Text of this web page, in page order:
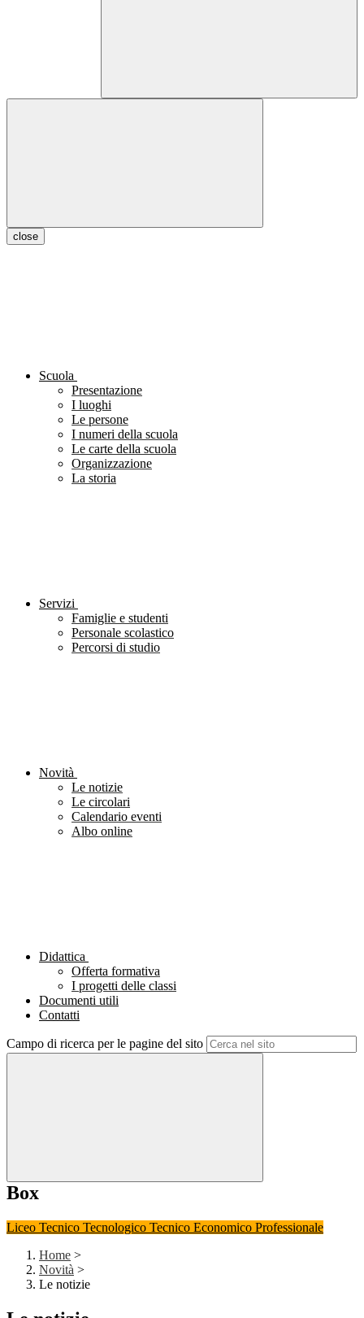
close
Scuola
Presentazione
I luoghi
Le persone
I numeri della scuola
Le carte della scuola
Organizzazione
La storia
Servizi
Famiglie e studenti
Personale scolastico
Percorsi di studio
Novità
Le notizie
Le circolari
Calendario eventi
Albo online
Didattica
Offerta formativa
I progetti delle classi
Documenti utili
Contatti
Campo di ricerca per le pagine del sito
Box
Liceo Tecnico Tecnologico Tecnico Economico Professionale
Home >
Novità >
Le notizie